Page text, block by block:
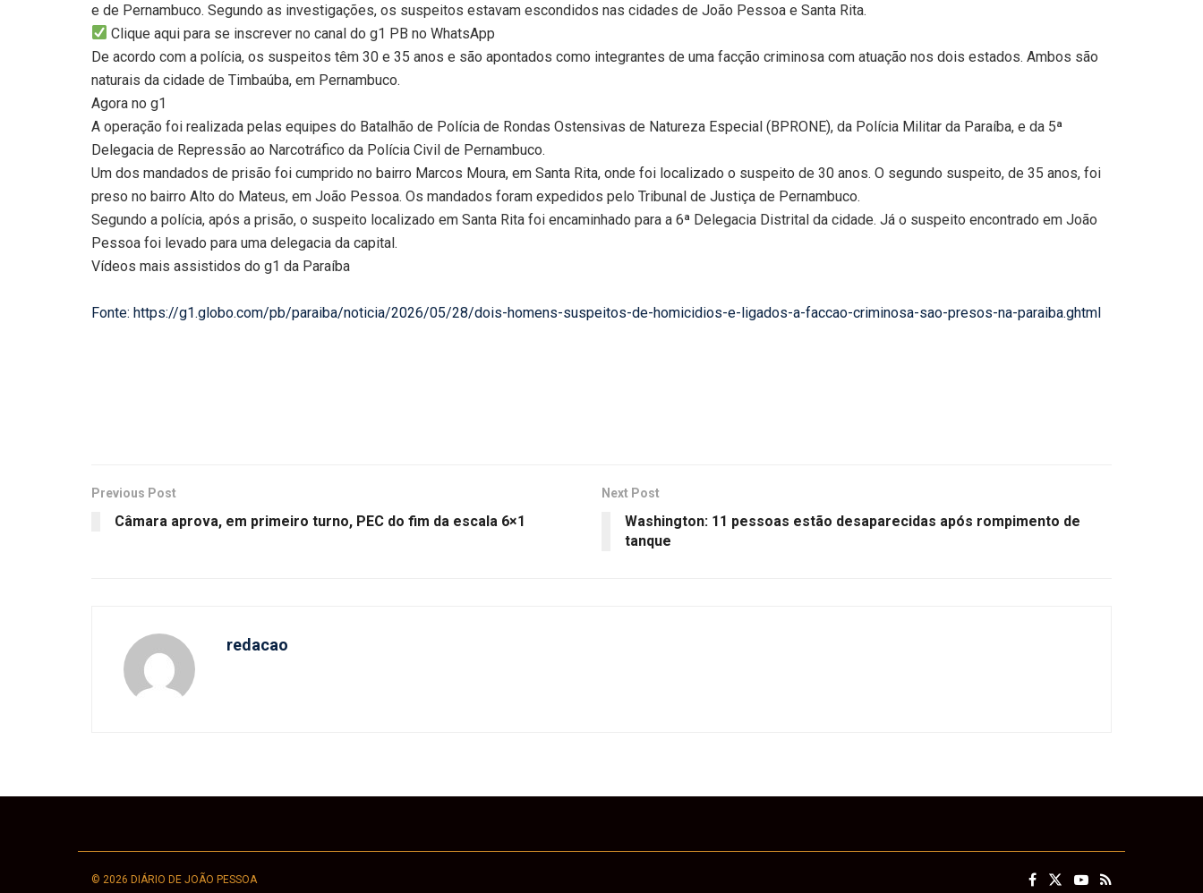
e de Pernambuco. Segundo as investigações, os suspeitos estavam escondidos nas cidades de João Pessoa e Santa Rita.
Clique aqui para se inscrever no canal do g1 PB no WhatsApp
De acordo com a polícia, os suspeitos têm 30 e 35 anos e são apontados como integrantes de uma facção criminosa com atuação nos dois estados. Ambos são
naturais da cidade de Timbaúba, em Pernambuco.
Agora no g1
A operação foi realizada pelas equipes do Batalhão de Polícia de Rondas Ostensivas de Natureza Especial (BPRONE), da Polícia Militar da Paraíba, e da 5ª
Delegacia de Repressão ao Narcotráfico da Polícia Civil de Pernambuco.
Um dos mandados de prisão foi cumprido no bairro Marcos Moura, em Santa Rita, onde foi localizado o suspeito de 30 anos. O segundo suspeito, de 35 anos, foi
preso no bairro Alto do Mateus, em João Pessoa. Os mandados foram expedidos pelo Tribunal de Justiça de Pernambuco.
Segundo a polícia, após a prisão, o suspeito localizado em Santa Rita foi encaminhado para a 6ª Delegacia Distrital da cidade. Já o suspeito encontrado em João
Pessoa foi levado para uma delegacia da capital.
Vídeos mais assistidos do g1 da Paraíba
Fonte: https://g1.globo.com/pb/paraiba/noticia/2026/05/28/dois-homens-suspeitos-de-homicidios-e-ligados-a-faccao-criminosa-sao-presos-na-paraiba.ghtml
Previous Post
Câmara aprova, em primeiro turno, PEC do fim da escala 6×1
Next Post
Washington: 11 pessoas estão desaparecidas após rompimento de
tanque
redacao
© 2026 DIÁRIO DE JOÃO PESSOA